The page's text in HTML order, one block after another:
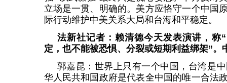
立场是一贯、明确的。美方应恪守一个中国
际行动维护中美关系大局和台海和平稳定。
法新社记者：赖清德今天发表演讲，称
定，也不能被恐惧、分裂或短期利益绑架”。
郭嘉昆：世界上只有一个中国，台湾是
华人民共和国政府是代表全中国的唯一合法